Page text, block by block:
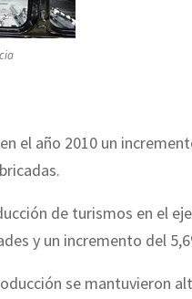
el año 2010 un
de turismos en el
y un incremento del
se mantuvieron